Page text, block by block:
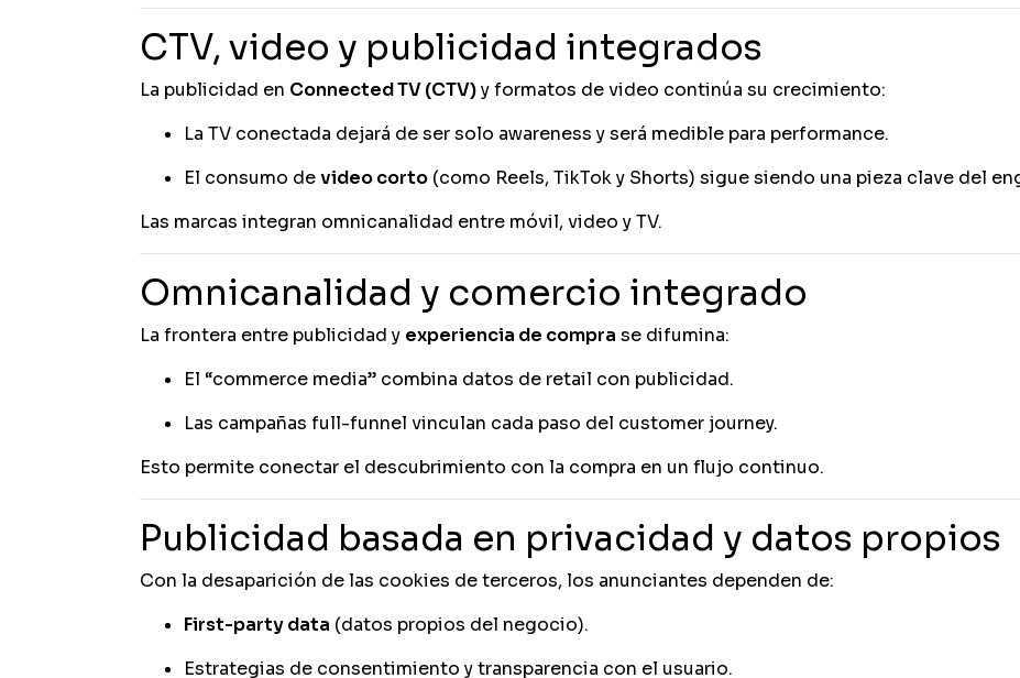
CTV, video y publicidad integrados
La publicidad en Connected TV (CTV)y formatos de video continúa su crecimiento:
La TV conectada dejará de ser solo awareness y será medible para performance.
El consumo devideo corto (como Reels, TikTok y Shorts) sigue siendo una pieza clave del
Las marcas integran omnicanalidad entre móvil, video y TV.
Omnicanalidad y comercio integrado
La frontera entre publicidad y experiencia de compra se difumina:
El “commerce media” combina datos de retail con publicidad.
Las campañas full-funnel vinculan cada paso del customer journey.
Esto permite conectar el descubrimiento con la compra en un flujo continuo.
Publicidad basada en privacidad y datos propios
Con la desaparición de las cookies de terceros, los anunciantes dependen de:
First-party data (datos propios del negocio).
Estrategias de consentimiento y transparencia con el usuario.